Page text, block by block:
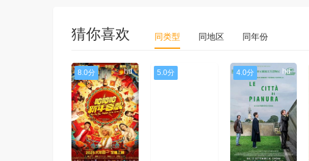
猜你喜欢 同类型 同地区 同年份
8.0分 hd 5.0分 4.0分 hd